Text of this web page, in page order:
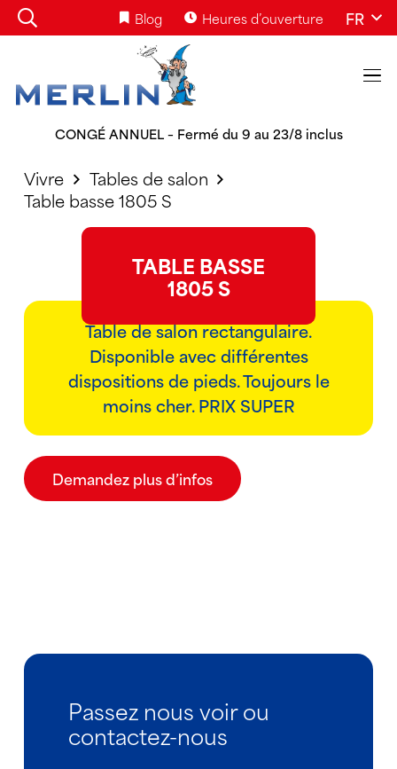
Blog Heures d’ouverture FR
CONGÉ ANNUEL – Fermé du 9 au 23/8 inclus
Vivre
Tables de salon
Table basse 1805 S
TABLE BASSE
1805 S
Table de salon rectangulaire.
Disponible avec différentes
dispositions de pieds. Toujours le
moins cher. PRIX SUPER
Demandez plus d’infos
Passez nous voir ou
contactez-nous